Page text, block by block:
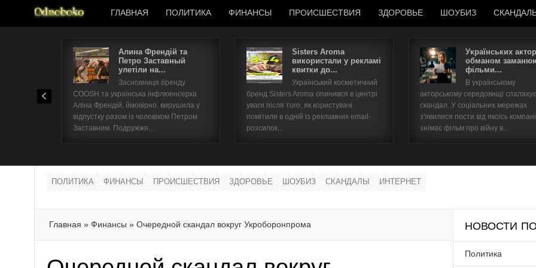
ГЛАВНАЯ ПОЛИТИКА ФИНАНСЫ ПРОИСШЕСТВИЯ ЗДОРОВЬЕ ШОУБИЗ
Алина Френдій та
Петро Заставный
улетіли на...
Засновниця бренду
COOSH та українська інфлюенсерка
Аліна Френдій, ймовірно, вирушила у
відпустку разом із чоловіком Петром
Заставним. Подружжя...
Sisters Aroma
використали у рекламі
квитки до...
Український косметичний
бренд Sisters Aroma опинився в центрі
уваги після того, як користувачі
помітили в одній із рекламних email-
розсилок...
Українських
обманом
фільми...
В українському
акторському середовищі спалахує
скандал. У соціальних мережах
з'явилися пости від якоїсь
знімає фільм про війну в...
ПОЛИТИКА ФИНАНСЫ ПРОИСШЕСТВИЯ ЗДОРОВЬЕ ШОУБИЗ СКАНДАЛЫ ИНТЕРНЕТ
Главная » Финансы » Очередной скандал вокруг Укроборонпрома НОВОСТИ
Политика
Имя пользователя
Забыли имя пользователя?